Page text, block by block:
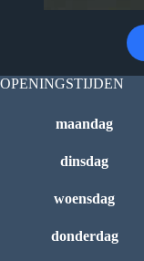
OPENINGSTIJDEN
maandag
dinsdag
woensdag
donderdag